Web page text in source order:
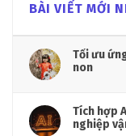
BÀI VIẾT MỚI
Tối ưu
non
Tích hợp
nghiệp